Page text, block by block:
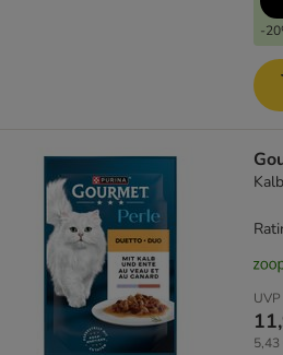
-
UVP
5,43